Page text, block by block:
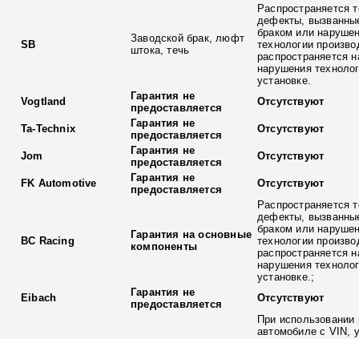
SB
Заводской брак, люфт
штока, течь
Распространяется
дефекты,
браком или
технологии
распространяется
нарушения
установке.
Vogtland
Гарантия не
предоставляется
Отсутствуют
Ta-Technix
Гарантия не
предоставляется
Отсутствуют
Jom
Гарантия не
предоставляется
Отсутствуют
FK Automotive
Гарантия не
предоставляется
Отсутствуют
BC Racing
Гарантия на основные
компоненты
Распространяется
дефекты,
браком или
технологии
распространяется
нарушения
установке.;
Eibach
Гарантия не
предоставляется
Отсутствуют
При использовании
автомобиле с VIN,